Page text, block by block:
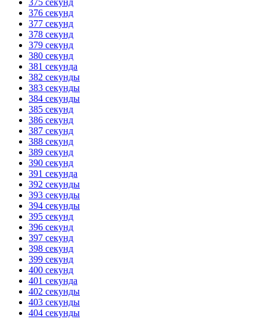
375 секунд
376 секунд
377 секунд
378 секунд
379 секунд
380 секунд
381 секунда
382 секунды
383 секунды
384 секунды
385 секунд
386 секунд
387 секунд
388 секунд
389 секунд
390 секунд
391 секунда
392 секунды
393 секунды
394 секунды
395 секунд
396 секунд
397 секунд
398 секунд
399 секунд
400 секунд
401 секунда
402 секунды
403 секунды
404 секунды